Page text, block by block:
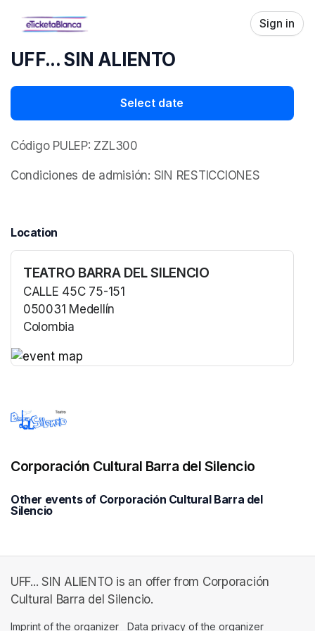
Sign in
UFF... SIN ALIENTO
Select date
Código PULEP: ZZL300
Condiciones de admisión: SIN RESTICCIONES
Location
TEATRO BARRA DEL SILENCIO
CALLE 45C 75-151
050031 Medellín
Colombia
Corporación Cultural Barra del Silencio
Other events of Corporación Cultural Barra del
Silencio
UFF... SIN ALIENTO is an offer from Corporación
Cultural Barra del Silencio.
Imprint of the organizer (opens in a new tab)
Data privacy of the organizer